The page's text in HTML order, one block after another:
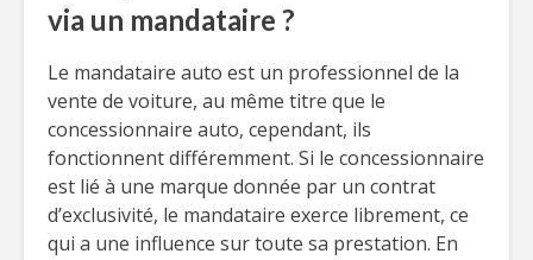
via un mandataire ?
Le mandataire auto est un professionnel de la
vente de voiture, au même titre que le
concessionnaire auto, cependant, ils
fonctionnent différemment. Si le concessionnaire
est lié à une marque donnée par un contrat
d’exclusivité, le mandataire exerce librement, ce
qui a une influence sur toute sa prestation. En